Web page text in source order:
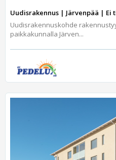
Uudisrakennus | Järvenpää | Ei
Uudisrakennuskohde
paikkakunnalla Järven...